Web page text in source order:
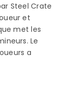
Steel Crate
et
met les
Le
a